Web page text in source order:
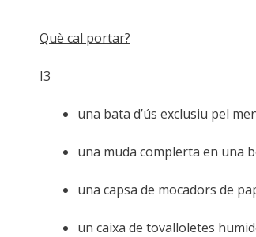
Què cal portar?
I3
una bata d’ús exclusiu pel
una muda complerta en una
una capsa de mocadors de
un caixa de tovalloletes